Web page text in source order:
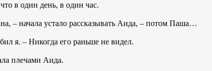
в один день, в один час.
– начала устало рассказывать Аида, – потом Паша…
я. – Никогда его раньше не видел.
плечами Аида.